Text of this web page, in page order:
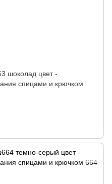
шоколад цвет -
спицами и крючком